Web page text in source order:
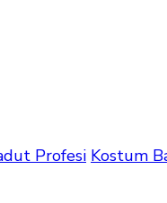
Profesi Kostum